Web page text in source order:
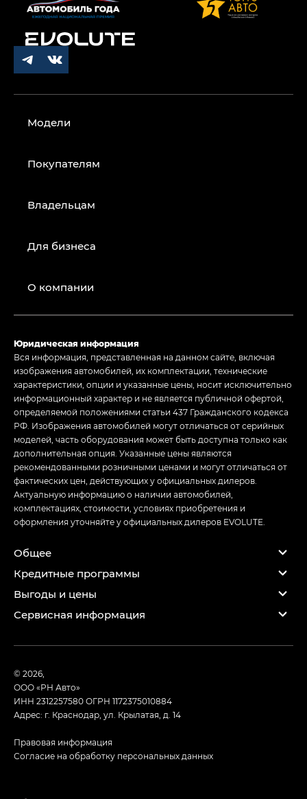
Модели
Покупателям
Владельцам
Для бизнеса
О компании
Юридическая информация
Вся информация, представленная на данном сайте, включая
изображения автомобилей, их комплектации, технические
характеристики, опции и указанные цены, носит исключительно
информационный характер и не является публичной офертой,
определяемой положениями статьи 437 Гражданского кодекса
РФ. Изображения автомобилей могут отличаться от серийных
моделей, часть оборудования может быть доступна только как
дополнительная опция. Указанные цены являются
рекомендованными розничными ценами и могут отличаться от
фактических цен, действующих у официальных дилеров.
Актуальную информацию о наличии автомобилей,
комплектациях, стоимости, условиях приобретения и
оформления уточняйте у официальных дилеров EVOLUTE.
Общее
Кредитные программы
Выгоды и цены
Сервисная информация
© 2026,
ООО «РН Авто»
ИНН 2312257580ОГРН 1172375010884
Адрес: г. Краснодар, ул. Крылатая, д. 14
Правовая информация
Согласие на обработку персональных данных